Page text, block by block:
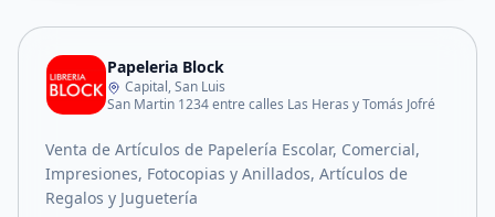
Papeleria Block
Capital, San Luis
San Martin 1234 entre calles Las Heras y Tomás Jofré
Venta de Artículos de Papelería Escolar, Comercial,
Impresiones, Fotocopias y Anillados, Artículos de
Regalos y Juguetería